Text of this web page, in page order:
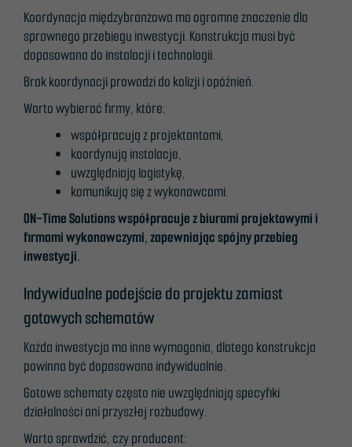
Koordynacja międzybranżowa ma ogromne znaczenie dla
sprawnego przebiegu inwestycji. Konstrukcja musi być
dopasowana do instalacji i technologii.
Brak koordynacji prowadzi do kolizji i opóźnień.
Warto wybierać firmy, które:
współpracują z projektantami,
koordynują instalacje,
uwzględniają logistykę,
komunikują się z wykonawcami.
ON-Time Solutions współpracuje z biurami projektowymi i
firmami wykonawczymi, zapewniając spójny przebieg
inwestycji.
Indywidualne podejście do projektu zamiast
gotowych schematów
Każda inwestycja ma inne wymagania, dlatego konstrukcja
powinna być dopasowana indywidualnie.
Gotowe schematy często nie uwzględniają specyfiki
działalności ani przyszłej rozbudowy.
Warto sprawdzić, czy producent:
strony
internetowej,
na podstawie
tego, jak
Aby nasza
strona
internetowa
działała jak
podczas
twojego
Jeśli odrzucisz te
pliki cookie,
znikną ze strony
internetowej.